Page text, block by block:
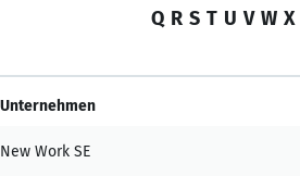
Q R S T U V W X
Unternehmen
New Work SE